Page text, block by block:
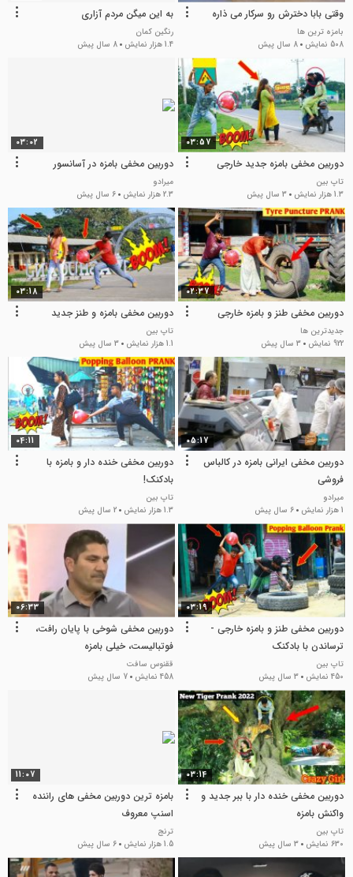
وقتی بابا دخترش رو سرکار می ذاره
بامزه ترین ها
508 نمایش
8 سال پیش
به این میگن مردم آزاری
رنگین کمان
1.4 هزار نمایش
8 سال پیش
03:57
دوربین مخفی بامزه جدید خارجی
تاپ بین
1.3 هزار نمایش
3 سال پیش
03:02
دوربین مخفی بامزه در آسانسور
میرادو
2.3 هزار نمایش
6 سال پیش
02:37
دوربین مخفی طنز و بامزه خارجی
جدیدترین ها
922 نمایش
3 سال پیش
03:18
دوربین مخفی بامزه و طنز جدید
تاپ بین
1.1 هزار نمایش
3 سال پیش
05:17
دوربین مخفی ایرانی بامزه در کالباس
فروشی
میرادو
1 هزار نمایش
6 سال پیش
04:11
دوربین مخفی خنده دار و بامزه با
بادکنک!
تاپ بین
1.3 هزار نمایش
2 سال پیش
03:19
دوربین مخفی طنز و بامزه خارجی -
ترساندن با بادکنک
تاپ بین
450 نمایش
3 سال پیش
06:33
دوربین مخفی شوخی با پایان رافت،
فوتبالیست، خیلی بامزه
ققنوس سافت
458 نمایش
7 سال پیش
03:14
دوربین مخفی خنده دار با ببر جدید و
واکنش بامزه
تاپ بین
630 نمایش
3 سال پیش
11:07
بامزه ترین دوربین مخفی های راننده
اسنپ معروف
ترنج
1.5 هزار نمایش
6 سال پیش